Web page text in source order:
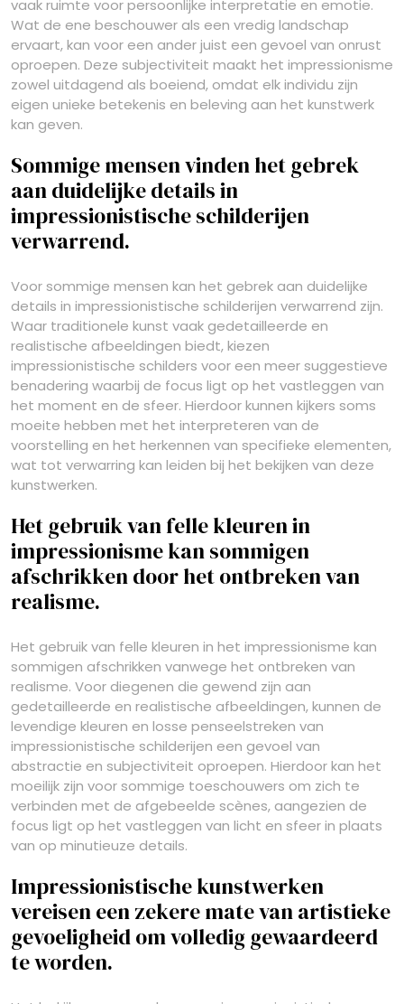
vaak ruimte voor persoonlijke interpretatie en emotie.
Wat de ene beschouwer als een vredig landschap
ervaart, kan voor een ander juist een gevoel van onrust
oproepen. Deze subjectiviteit maakt het impressionisme
zowel uitdagend als boeiend, omdat elk individu zijn
eigen unieke betekenis en beleving aan het kunstwerk
kan geven.
Sommige mensen vinden het gebrek
aan duidelijke details in
impressionistische schilderijen
verwarrend.
Voor sommige mensen kan het gebrek aan duidelijke
details in impressionistische schilderijen verwarrend zijn.
Waar traditionele kunst vaak gedetailleerde en
realistische afbeeldingen biedt, kiezen
impressionistische schilders voor een meer suggestieve
benadering waarbij de focus ligt op het vastleggen van
het moment en de sfeer. Hierdoor kunnen kijkers soms
moeite hebben met het interpreteren van de
voorstelling en het herkennen van specifieke elementen,
wat tot verwarring kan leiden bij het bekijken van deze
kunstwerken.
Het gebruik van felle kleuren in
impressionisme kan sommigen
afschrikken door het ontbreken van
realisme.
Het gebruik van felle kleuren in het impressionisme kan
sommigen afschrikken vanwege het ontbreken van
realisme. Voor diegenen die gewend zijn aan
gedetailleerde en realistische afbeeldingen, kunnen de
levendige kleuren en losse penseelstreken van
impressionistische schilderijen een gevoel van
abstractie en subjectiviteit oproepen. Hierdoor kan het
moeilijk zijn voor sommige toeschouwers om zich te
verbinden met de afgebeelde scènes, aangezien de
focus ligt op het vastleggen van licht en sfeer in plaats
van op minutieuze details.
Impressionistische kunstwerken
vereisen een zekere mate van artistieke
gevoeligheid om volledig gewaardeerd
te worden.